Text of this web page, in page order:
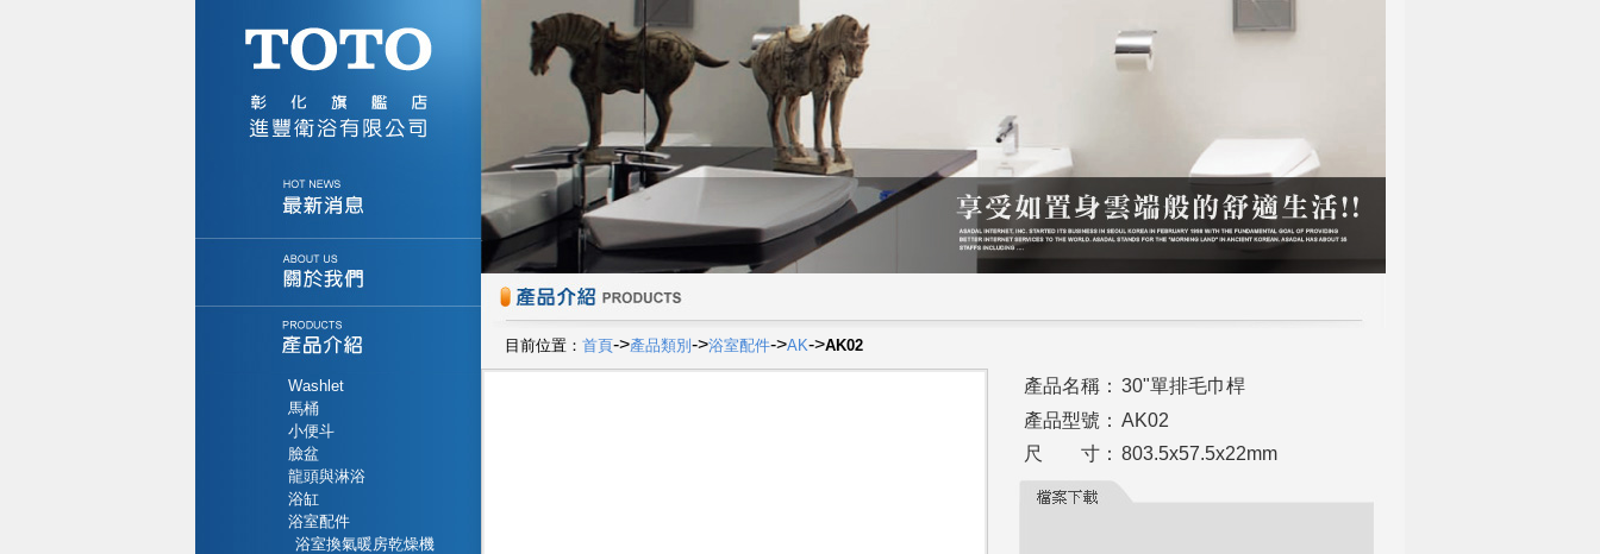
Washlet
馬桶
小便斗
臉盆
龍頭與淋浴
浴缸
浴室配件
浴室換氣暖房乾燥機
目前位置： 首頁->產品類別 ->浴室配件->AK->AK02
產品名稱： 30"單排毛巾桿
產品型號： AK02
尺 寸： 803.5x57.5x22mm